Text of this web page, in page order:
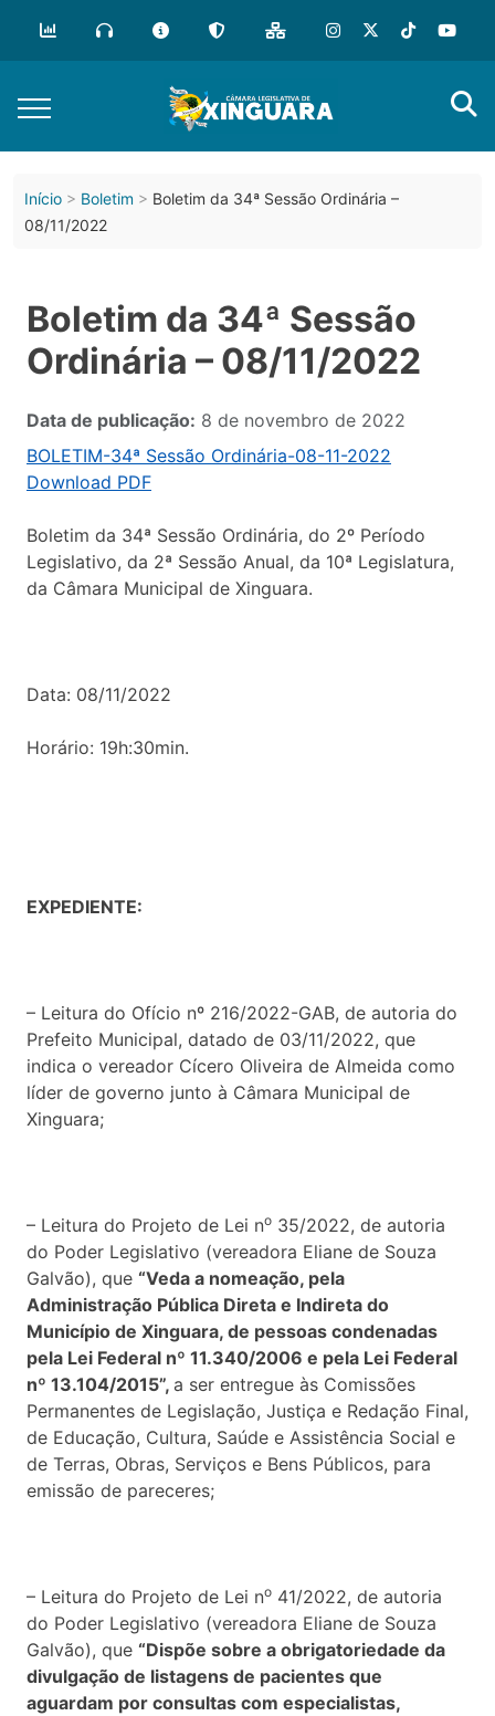
Início Boletim
Boletim da 34ª Sessão Ordinária –
08/11/2022
Boletim da 34ª Sessão
Ordinária – 08/11/2022
Data de publicação: 8 de novembro de 2022
BOLETIM-34ª Sessão Ordinária-08-11-2022
Download PDF
Boletim da 34ª Sessão Ordinária, do 2º Período
Legislativo, da 2ª Sessão Anual, da 10ª Legislatura,
da Câmara Municipal de Xinguara.
Data: 08/11/2022
Horário: 19h:30min.
EXPEDIENTE:
– Leitura do Ofício nº 216/2022-GAB, de autoria do
Prefeito Municipal, datado de 03/11/2022, que
indica o vereador Cícero Oliveira de Almeida como
líder de governo junto à Câmara Municipal de
Xinguara;
– Leitura do Projeto de Lei no 35/2022, de autoria
do Poder Legislativo (vereadora Eliane de Souza
Galvão), que “Veda a nomeação, pela
Administração Pública Direta e Indireta do
Município de Xinguara, de pessoas condenadas
pela Lei Federal nº 11.340/2006 e pela Lei Federal
nº 13.104/2015”, a ser entregue às Comissões
Permanentes de Legislação, Justiça e Redação Final,
de Educação, Cultura, Saúde e Assistência Social e
de Terras, Obras, Serviços e Bens Públicos, para
emissão de pareceres;
– Leitura do Projeto de Lei no 41/2022, de autoria
do Poder Legislativo (vereadora Eliane de Souza
Galvão), que “Dispõe sobre a obrigatoriedade da
divulgação de listagens de pacientes que
aguardam por consultas com especialistas,